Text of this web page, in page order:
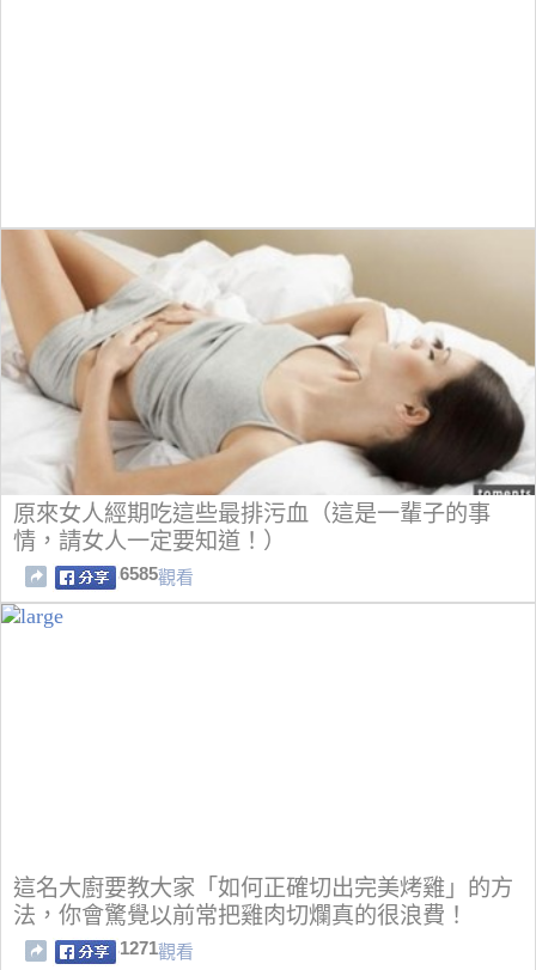
原來女人經期吃這些最排污血（這是一輩子的事
情，請女人一定要知道！）
6585觀看
這名大廚要教大家「如何正確切出完美烤雞」的方
法，你會驚覺以前常把雞肉切爛真的很浪費！
1271觀看